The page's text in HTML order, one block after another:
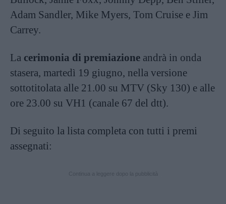
Adam Sandler, Mike Myers, Tom Cruise e Jim
Carrey.
La cerimonia di premiazione andrà in onda
stasera, martedì 19 giugno, nella versione
sottotitolata alle 21.00 su MTV (Sky 130) e alle
ore 23.00 su VH1 (canale 67 del dtt).
Di seguito la lista completa con tutti i premi
assegnati: